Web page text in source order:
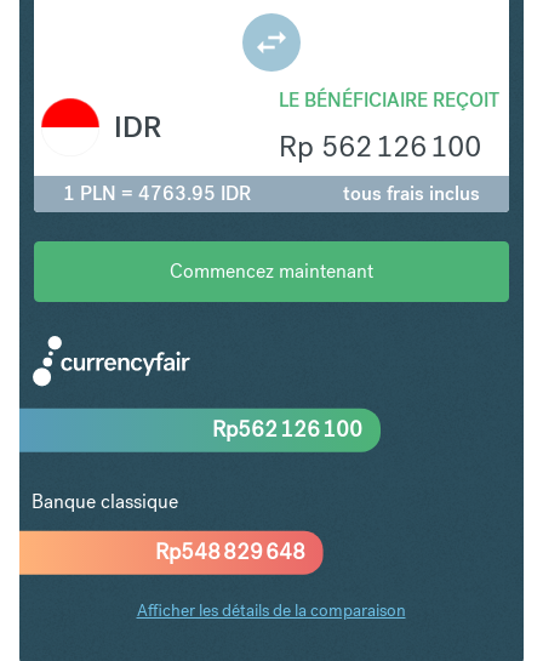
LE BÉNÉFICIAIRE REÇOIT
Rp 562 126 100
IDR
1 PLN = 4763.95 IDR tous frais inclus
Commencez maintenant
Rp548 829 648
Rp562 126 100
Banque classique
Afficher les détails de la comparaison